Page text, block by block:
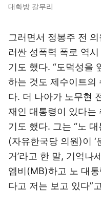
대화방 갈무리
그러면서 정봉주 전
러싼 성폭력 폭로 역시
기도 했다. “도덕성을
하는 것도 제수이트의
다. 더 나아가 노무현
재인 대통령이 있다는
기도 했다. 그는 “노
(자유한국당 의원)이
거’라고 한 말, 기억나
엠비(MB)하고 노 대
다고 저는 보고 있다”